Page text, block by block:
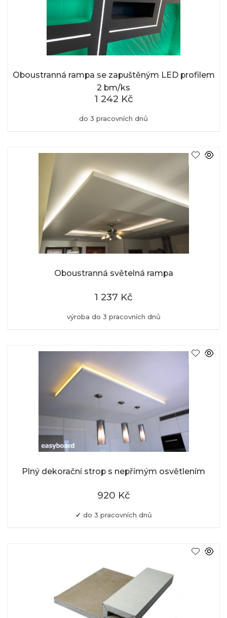
Oboustranná rampa se zapuštěným LED profilem
2 bm/ks
do 3 pracovních dnů
1 242 Kč
Oboustranná světelná rampa
výroba do 3 pracovních dnů
1 237 Kč
Plný dekorační strop s nepřímým osvětlením
do 3 pracovních dnů
920 Kč